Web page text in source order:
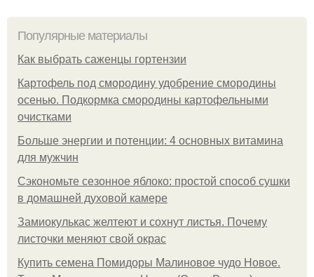
Популярные материалы
Как выбрать саженцы гортензии
Картофель под смородину удобрение смородины
осенью. Подкормка смородины картофельными
очистками
Больше энергии и потенции: 4 основных витамина
для мужчин
Сэкономьте сезонное яблоко: простой способ сушки
в домашней духовой камере
Замиокулькас желтеют и сохнут листья. Почему
листочки меняют свой окрас
Купить семена Помидоры Малиновое чудо Новое.